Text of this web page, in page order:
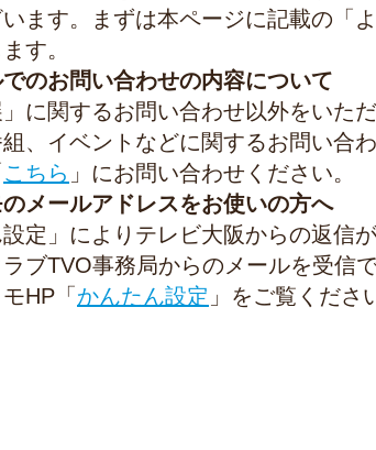
ます。まずは本ページに記載の「
す。
のお問い合わせの内容について
」に関するお問い合わせ以外をいた
、イベントなどに関するお問い合
こちら 」にお問い合わせください。
メールアドレスをお使いの方へ
設定」によりテレビ大阪からの返信
ブTVO事務局からのメールを受信
HP 「かんたん設定 」をご覧くださ